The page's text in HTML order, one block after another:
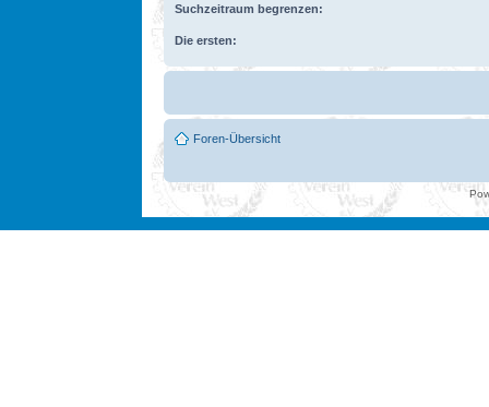
Suchzeitraum begrenzen:
Die ersten:
Foren-Übersicht